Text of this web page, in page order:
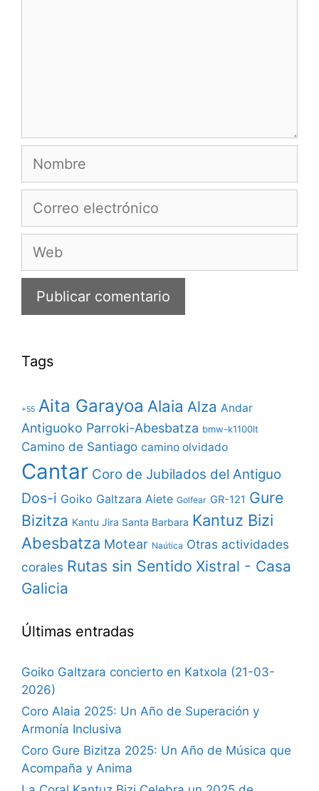
Nombre
Correo
Web
Tags
+55 Aita Garayoa Alaia Alza Andar
Antiguoko Parroki-Abesbatza bmw-k1100lt
Camino de Santiago camino olvidado
Cantar Coro de Jubilados del Antiguo
Dos-i Goiko Galtzara Aiete Golfear GR-121 Gure
Bizitza Kantu Jira Santa Barbara Kantuz Bizi
Abesbatza Motear Naútica Otras actividades
corales Rutas sin Sentido Xistral - Casa
Galicia
Últimas entradas
Goiko Galtzara concierto en Katxola (21-03-
2026)
Coro Alaia 2025: Un Año de Superación y
Armonía Inclusiva
Coro Gure Bizitza 2025: Un Año de Música que
Acompaña y Anima